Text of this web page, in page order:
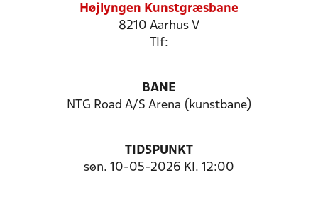
Højlyngen Kunstgræsbane
8210 Aarhus V
Tlf:
BANE
NTG Road A/S Arena (kunstbane)
TIDSPUNKT
søn. 10-05-2026 Kl. 12:00